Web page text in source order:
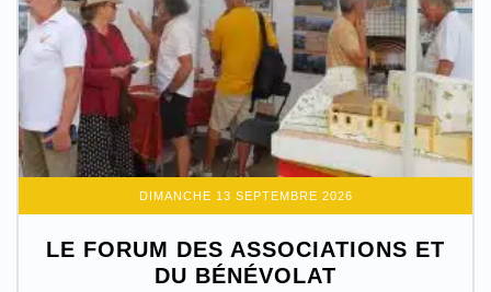
DIMANCHE 13 SEPTEMBRE 2026
LE FORUM DES ASSOCIATIONS ET
DU BÉNÉVOLAT